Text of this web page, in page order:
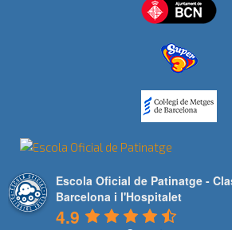
Escola Oficial de Patinatge -
Barcelona i l'Hospitalet
4.9